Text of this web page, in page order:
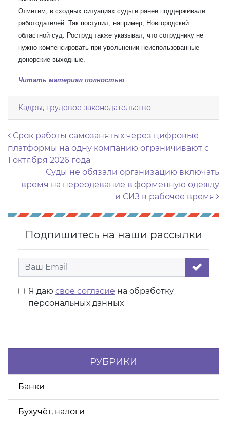
Отметим, в сходных ситуациях суды и ранее поддерживали
работодателей. Так поступил, например, Новгородский
областной суд. Роструд также указывал, что сотруднику не
нужно компенсировать при увольнении неиспользованные
донорские выходные.
Читать материал полностью
Кадры, трудовое законодательство
Навигация по записям
Срок работы самозанятых через цифровые
платформы на одну компанию ограничивают с
1 октября 2026 года
Суды не обязали организацию включать
время на переодевание в форменную одежду
и СИЗ в рабочее время
Подпишитесь на наши рассылки
Я даю свое согласие на обработку
персональных данных
РУБРИКИ
Банки
Бухучёт, налоги